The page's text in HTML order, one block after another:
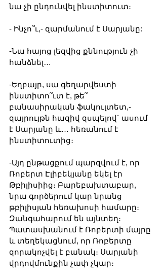
նա չի ընդունվել ինստիտուտ։
- Ինչո՞ւ,- զարմանում է Սարյանը:
-Նա հայոց լեզվից քննություն չի
հանձնել…
-Եղբայր, սա գեղարվեստի
ինստիտո՞ւտ է, թե՞
բանասիրական ֆակուլտետ,-
զայրույթն հազիվ զսպելով` ասում
է Սարյանը և… հեռանում է
ինստիտուտից։
-Այդ ընթացքում պարզվում է, որ
Ռոբերտ Էլիբեկյանը եկել էր
Թբիլիսիից։ Բարեբախտաբար,
նրա գործերում կար նրանց
թբիլիսյան հեռախոսի համարը։
Զանգահարում են այնտեղ։
Պատասխանում է Ռոբերտի մայրը
և տեղեկացնում, որ Ռոբերտը
զորակոչվել է բանակ։ Սարյանի
վրդովմունքին չափ չկար։